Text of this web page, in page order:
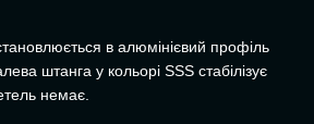
в алюмінієвий профіль
штанга у кольорі SSS стабілізує
немає.